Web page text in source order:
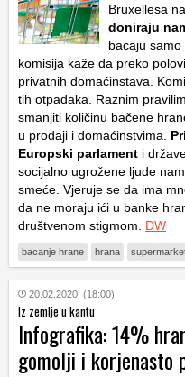
Bruxellesa
doniraju
bacaju
komisija kaže da preko
privatnih domaćinstava.
tih otpadaka. Raznim
smanjiti količinu bačene
u prodaji i domaćinstvima.
Europski parlament i
socijalno ugrožene ljude
smeće. Vjeruje se da ima
da ne moraju ići u banke
društvenom stigmom. DW
bacanje hrane hrana
20.02.2020. (18:00)
Iz zemlje u kantu
Infografika: 14%
gomolji i korjenasto